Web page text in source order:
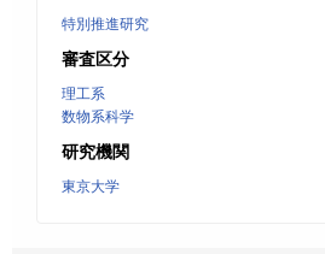
特別推進研究
審査区分
理工系
数物系科学
研究機関
東京大学